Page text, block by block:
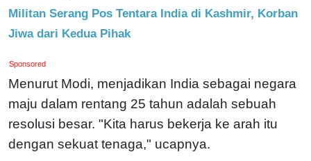
Militan Serang Pos Tentara India di Kashmir, Korban
Jiwa dari Kedua Pihak
Sponsored
Menurut Modi, menjadikan India sebagai negara
maju dalam rentang 25 tahun adalah sebuah
resolusi besar. "Kita harus bekerja ke arah itu
dengan sekuat tenaga," ucapnya.